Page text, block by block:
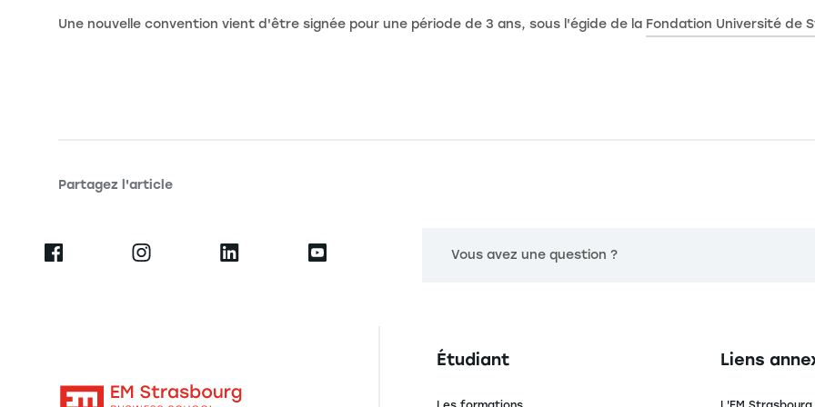
Une nouvelle convention vient d'être signée pour une période de 3 ans, sous l'égide de la Fondation Université de
Partagez l'article
Vous avez une question ?
Navigation principale footer
Étudiant Navigation
Liens